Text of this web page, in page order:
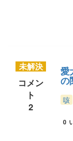
未解決
コメン
ト
2
愛
の
咳
0